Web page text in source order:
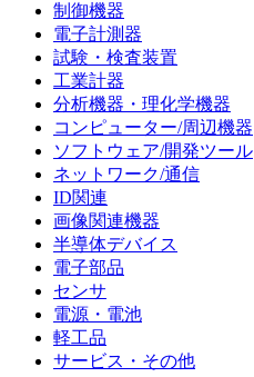
制御機器
電子計測器
試験・検査装置
工業計器
分析機器・理化学機器
コンピューター/周辺機器
ソフトウェア/開発ツール
ネットワーク/通信
ID関連
画像関連機器
半導体デバイス
電子部品
センサ
電源・電池
軽工品
サービス・その他